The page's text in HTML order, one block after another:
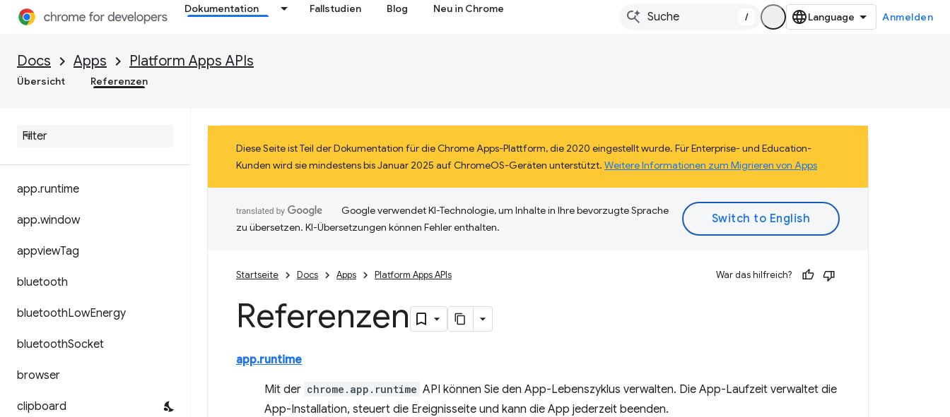
Dokumentation Fallstudien Blog Neu in Chrome
/ Anmelden
Docs Apps Platform Apps APIs
Übersicht Referenzen
app.runtime
app.window
appviewTag
bluetooth
bluetoothLowEnergy
bluetoothSocket
browser
clipboard
Diese Seite ist Teil der Dokumentation für die Chrome Apps-Plattform, die 2020 eingestellt wurde. Für Enterprise- und Education-
Kunden wird sie mindestens bis Januar 2025 auf ChromeOS-Geräten unterstützt. Weitere Informationen zum Migrieren von Apps
Google verwendet KI-Technologie, um Inhalte in Ihre bevorzugte Sprache
zu übersetzen. KI-Übersetzungen können Fehler enthalten.
Startseite Docs Apps Platform Apps APIs War das hilfreich?
Referenzen
app.runtime
Mit der chrome.app.runtime API können Sie den App-Lebenszyklus verwalten. Die App-Laufzeit verwaltet die
App-Installation, steuert die Ereignisseite und kann die App jederzeit beenden.